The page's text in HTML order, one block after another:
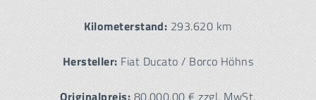
Kilometerstand: 293.620 km
Hersteller: Fiat Ducato / Borco Höhns
Originalpreis: 80.000,00 € zzgl. MwSt.